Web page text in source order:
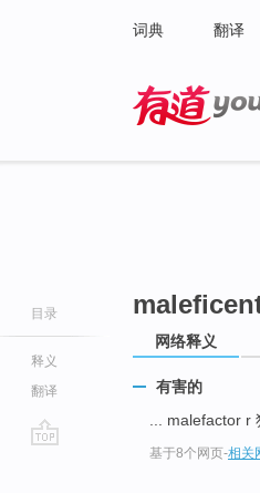
词典 翻译
目录
释义
翻译
网络释义
有害的
... malefactor r
基于8个网页-相关